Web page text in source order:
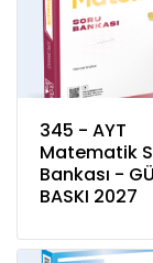
345 - AYT
Matematik
Bankası -
BASKI 2027